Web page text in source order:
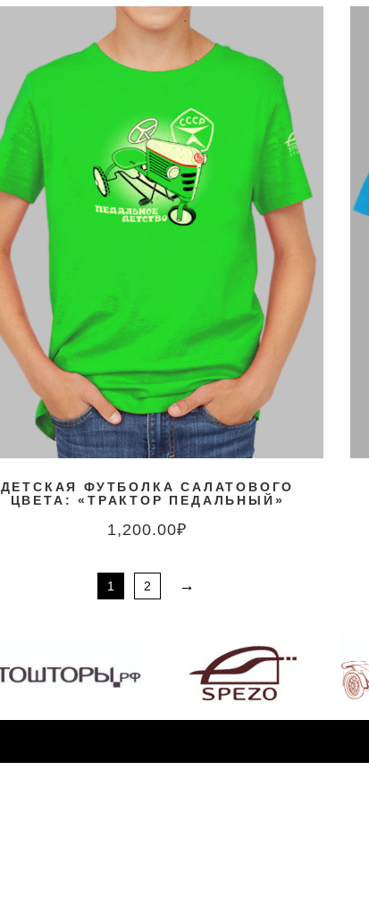
ДЕТСКАЯ ФУТБОЛКА САЛАТОВОГО
ЦВЕТА: «ТРАКТОР ПЕДАЛЬНЫЙ»
1,200.00₽
1 2 →